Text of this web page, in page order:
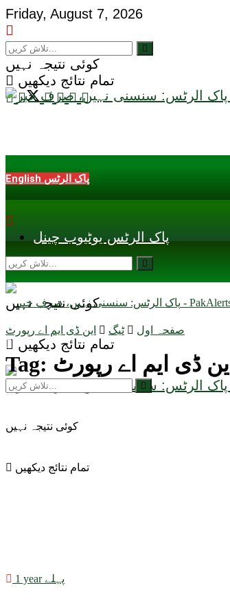
Friday, August 7, 2026
کوئی نتیجہ نہیں
تمام نتائج دیکھیں
English پاک الرٹس
پاک الرٹس یوٹیوب چینل
کوئی نتیجہ نہیں
تمام نتائج دیکھیں
کوئی نتیجہ نہیں
تمام نتائج دیکھیں
صفحہ اول ٹیگ این ڈی ایم اے رپورٹ
Tag: این ڈی ایم اے رپورٹ
1 year پہلے